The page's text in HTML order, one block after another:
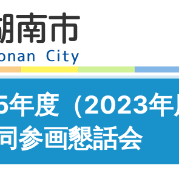
年度（2023年
参画懇話会